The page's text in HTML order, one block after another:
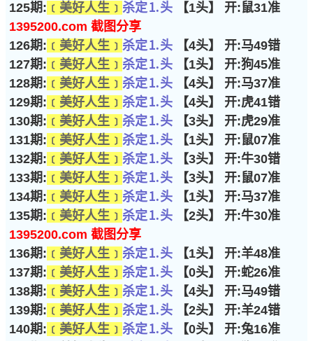
125期: ﹝美好人生﹞ 杀定⒈头 【1头】 开:鼠31准
1395200.com 截图分享
126期: ﹝美好人生﹞ 杀定⒈头 【4头】 开:马49错
127期: ﹝美好人生﹞ 杀定⒈头 【1头】 开:狗45准
128期: ﹝美好人生﹞ 杀定⒈头 【4头】 开:马37准
129期: ﹝美好人生﹞ 杀定⒈头 【4头】 开:虎41错
130期: ﹝美好人生﹞ 杀定⒈头 【3头】 开:虎29准
131期: ﹝美好人生﹞ 杀定⒈头 【1头】 开:鼠07准
132期: ﹝美好人生﹞ 杀定⒈头 【3头】 开:牛30错
133期: ﹝美好人生﹞ 杀定⒈头 【3头】 开:鼠07准
134期: ﹝美好人生﹞ 杀定⒈头 【1头】 开:马37准
135期: ﹝美好人生﹞ 杀定⒈头 【2头】 开:牛30准
1395200.com 截图分享
136期: ﹝美好人生﹞ 杀定⒈头 【1头】 开:羊48准
137期: ﹝美好人生﹞ 杀定⒈头 【0头】 开:蛇26准
138期: ﹝美好人生﹞ 杀定⒈头 【4头】 开:马49错
139期: ﹝美好人生﹞ 杀定⒈头 【2头】 开:羊24错
140期: ﹝美好人生﹞ 杀定⒈头 【0头】 开:兔16准